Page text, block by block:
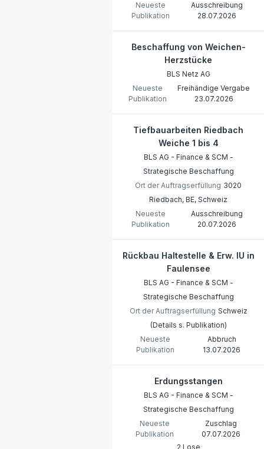
Neueste
Publikation
Ausschreibung
28.07.2026
Beschaffung von Weichen-
Herzstücke
BLS Netz AG
Neueste
Publikation
Freihändige Vergabe
23.07.2026
Tiefbauarbeiten Riedbach
Weiche 1 bis 4
BLS AG - Finance & SCM -
Strategische Beschaffung
Ort der Auftragserfüllung 3020
Riedbach, BE, Schweiz
Neueste
Publikation
Ausschreibung
20.07.2026
Rückbau Haltestelle & Erw. IU in
Faulensee
BLS AG - Finance & SCM -
Strategische Beschaffung
Ort der Auftragserfüllung Schweiz
(Details s. Publikation)
Neueste
Publikation
Abbruch
13.07.2026
Erdungsstangen
BLS AG - Finance & SCM -
Strategische Beschaffung
Neueste
Publikation
Zuschlag
07.07.2026
2 Lose